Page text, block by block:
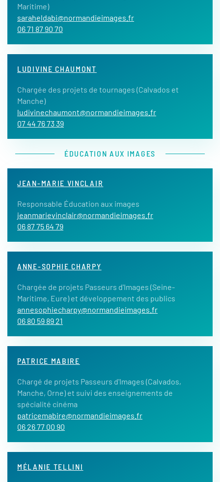
Maritime)
saraheldabi@normandieimages.fr
06 71 87 90 70
LUDIVINE CHAUMONT
Chargée des projets de tournages (Calvados et
Manche)
ludivinechaumont@normandieimages.fr
07 44 76 73 39
ÉDUCATION AUX IMAGES
JEAN-MARIE VINCLAIR
Responsable Éducation aux images
jeanmarievinclair@normandieimages.fr
06 87 75 64 79
ANNE-SOPHIE CHARPY
Chargée de projets Passeurs d'Images (Seine-
Maritime, Eure) et développement des publics
annesophiecharpy@normandieimages.fr
06 80 59 89 21
PATRICE MABIRE
Chargé de projets Passeurs d'Images (Calvados,
Manche, Orne) et suivi des enseignements de
spécialité cinéma
patricemabire@normandieimages.fr
06 26 77 00 90
MÉLANIE TELLINI